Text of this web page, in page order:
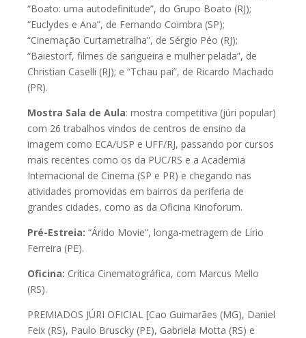
“Boato: uma autodefinitude”, do Grupo Boato (RJ);
“Euclydes e Ana”, de Fernando Coimbra (SP);
“Cinemação Curtametralha”, de Sérgio Péo (RJ);
“Baiestorf, filmes de sangueira e mulher pelada”, de
Christian Caselli (RJ); e “Tchau pai”, de Ricardo Machado
(PR).
Mostra Sala de Aula: mostra competitiva (júri popular)
com 26 trabalhos vindos de centros de ensino da
imagem como ECA/USP e UFF/RJ, passando por cursos
mais recentes como os da PUC/RS e a Academia
Internacional de Cinema (SP e PR) e chegando nas
atividades promovidas em bairros da periferia de
grandes cidades, como as da Oficina Kinoforum.
Pré-Estreia: “Árido Movie”, longa-metragem de Lírio
Ferreira (PE).
Oficina: Crítica Cinematográfica, com Marcus Mello
(RS).
PREMIADOS JÚRI OFICIAL [Cao Guimarães (MG), Daniel
Feix (RS), Paulo Bruscky (PE), Gabriela Motta (RS) e